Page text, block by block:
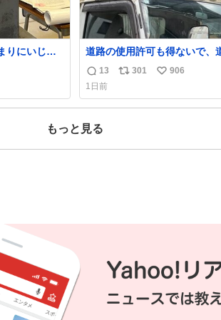
りにいじめ
道路の使用許可も得ないで、
解体作業してる。 写真を撮ろ
手に写真撮るな馬鹿野郎」と
ど。
返
信
数
13
リ
ス
301
い
ね
906
1日前
もっと見る